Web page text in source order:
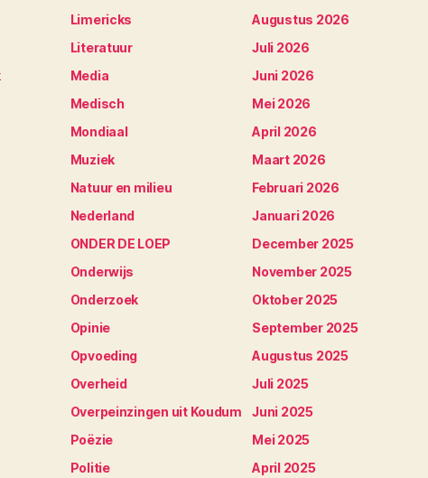
Limericks
Literatuur
Media
Medisch
Mondiaal
Muziek
Natuur en milieu
Nederland
ONDER DE LOEP
Onderwijs
Onderzoek
Opinie
Opvoeding
Overheid
Overpeinzingen uit Koudum
Poëzie
Politie
Augustus 2026
Juli 2026
Juni 2026
Mei 2026
April 2026
Maart 2026
Februari 2026
Januari 2026
December 2025
November 2025
Oktober 2025
September 2025
Augustus 2025
Juli 2025
Juni 2025
Mei 2025
April 2025